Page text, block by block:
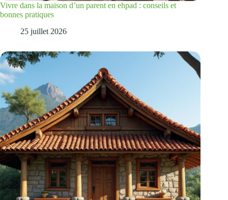
Vivre dans la maison d’un parent en ehpad : conseils et
bonnes pratiques
25 juillet 2026